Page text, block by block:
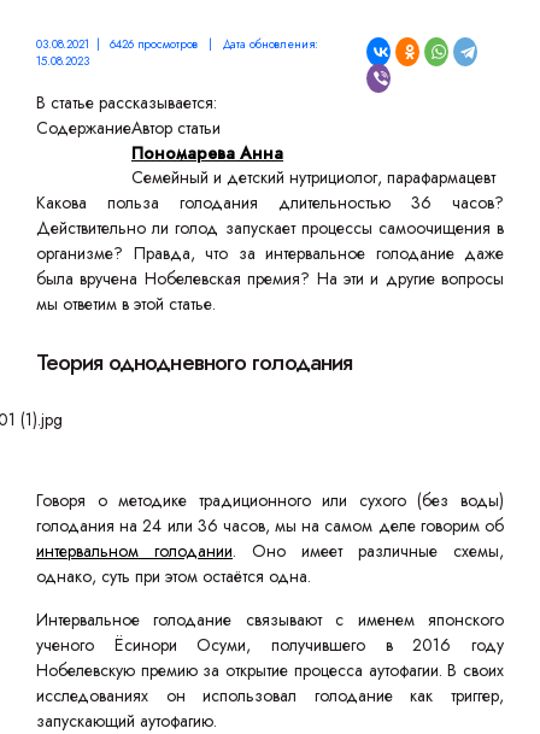
03.08.2021 | 6426 просмотров | Дата обновления:
15.08.2023
В статье рассказывается:
СодержаниеАвтор статьи
Пономарева Анна
Семейный и детский нутрициолог, парафармацевт
Какова польза голодания длительностью 36 часов?
Действительно ли голод запускает процессы самоочищения в
организме? Правда, что за интервальное голодание даже
была вручена Нобелевская премия? На эти и другие вопросы
мы ответим в этой статье.
Теория однодневного голодания
Говоря о методике традиционного или сухого (без воды)
голодания на 24 или 36 часов, мы на самом деле говорим об
интервальном голодании. Оно имеет различные схемы,
однако, суть при этом остаётся одна.
Интервальное голодание связывают с именем японского
ученого Ёсинори Осуми, получившего в 2016 году
Нобелевскую премию за открытие процесса аутофагии. В своих
исследованиях он использовал голодание как триггер,
запускающий аутофагию.